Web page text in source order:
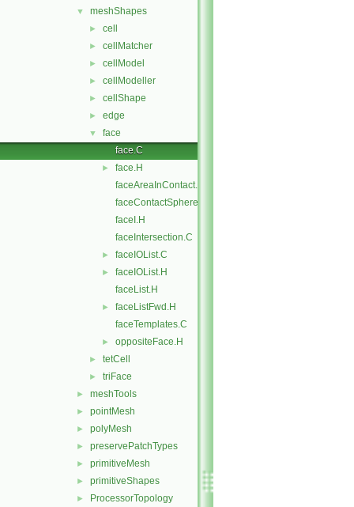
▼ meshShapes
► cell
► cellMatcher
► cellModel
► cellModeller
► cellShape
► edge
▼
face
face.C
►
face.H
faceAreaInContact.C
faceContactSphere.C
faceI.H
faceIntersection.C
► faceIOList.C
►
faceIOList.H
faceList.H
►
faceListFwd.H
faceTemplates.C
► oppositeFace.H
► tetCell
► triFace
► meshTools
► pointMesh
► polyMesh
► preservePatchTypes
► primitiveMesh
► primitiveShapes
► ProcessorTopology